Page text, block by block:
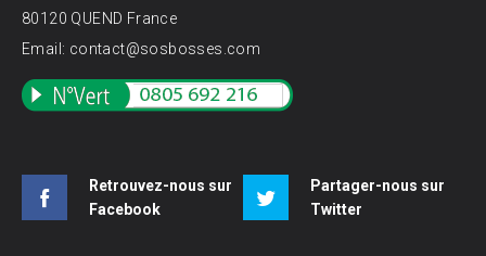
80120 QUEND France
Email: contact@sosbosses.com
Retrouvez-nous sur
Facebook
Partager-nous sur
Twitter